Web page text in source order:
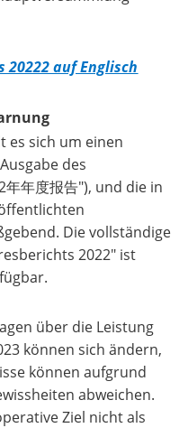
20222 auf Englisch
es sich um einen
des
年度报告"), und die in
Die vollständige
2022" ist
über die Leistung
können sich ändern,
können aufgrund
abweichen.
Ziel nicht als